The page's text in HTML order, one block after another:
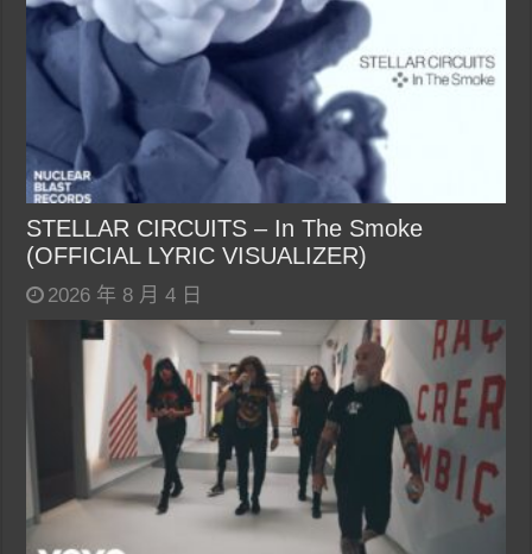
STELLAR CIRCUITS – In The Smoke
(OFFICIAL LYRIC VISUALIZER)
2026 年 8 月 4 日